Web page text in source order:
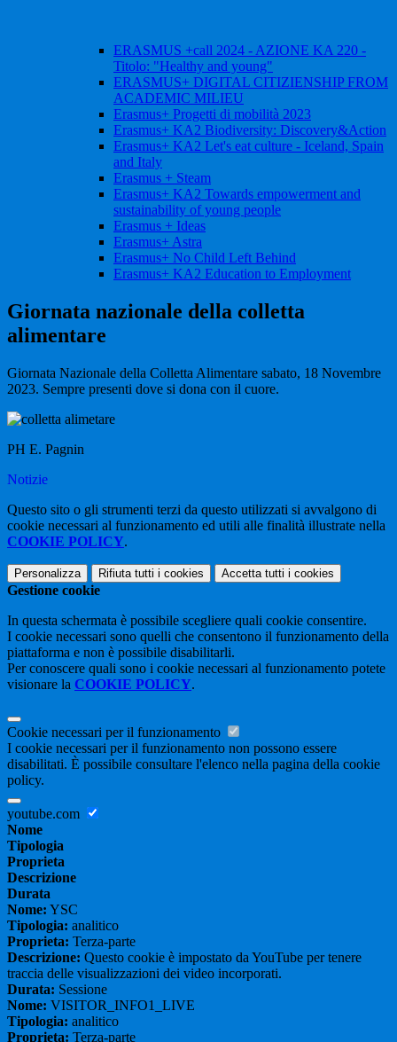
ERASMUS +call 2024 - AZIONE KA 220 -
Titolo: "Healthy and young"
ERASMUS+ DIGITAL CITIZIENSHIP FROM
ACADEMIC MILIEU
Erasmus+ Progetti di mobilità 2023
Erasmus+ KA2 Biodiversity: Discovery&Action
Erasmus+ KA2 Let's eat culture - Iceland, Spain
and Italy
Erasmus + Steam
Erasmus+ KA2 Towards empowerment and
sustainability of young people
Erasmus + Ideas
Erasmus+ Astra
Erasmus+ No Child Left Behind
Erasmus+ KA2 Education to Employment
Giornata nazionale della colletta
alimentare
Giornata Nazionale della Colletta Alimentare sabato, 18 Novembre
2023. Sempre presenti dove si dona con il cuore.
PH E. Pagnin
Notizie
Questo sito o gli strumenti terzi da questo utilizzati si avvalgono di
cookie necessari al funzionamento ed utili alle finalità illustrate nella
COOKIE POLICY.
Personalizza Rifiuta tutti i cookies Accetta tutti i cookies
Gestione cookie
In questa schermata è possibile scegliere quali cookie consentire.
I cookie necessari sono quelli che consentono il funzionamento della
piattaforma e non è possibile disabilitarli.
Per conoscere quali sono i cookie necessari al funzionamento potete
visionare la COOKIE POLICY.
Cookie necessari per il funzionamento
I cookie necessari per il funzionamento non possono essere
disabilitati. È possibile consultare l'elenco nella pagina della cookie
policy.
youtube.com
Nome
Tipologia
Proprieta
Descrizione
Durata
Nome: YSC
Tipologia: analitico
Proprieta: Terza-parte
Descrizione: Questo cookie è impostato da YouTube per tenere
traccia delle visualizzazioni dei video incorporati.
Durata: Sessione
Nome: VISITOR_INFO1_LIVE
Tipologia: analitico
Proprieta: Terza-parte